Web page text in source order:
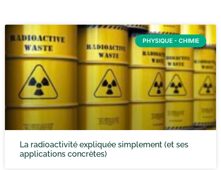
PHYSIQUE - CHIMIE
La radioactivité expliquée simplement (et ses
applications concrètes)